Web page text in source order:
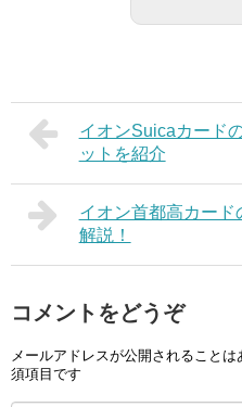
イオンSuicaカード
ットを紹介
イオン首都高カー
解説！
コメントをどうぞ
メールアドレスが公開されることは
須項目です